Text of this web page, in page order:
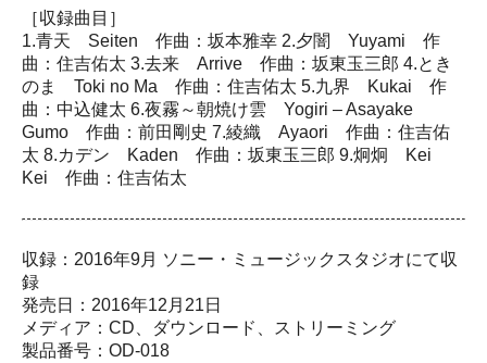
［収録曲目］
1.青天 Seiten 作曲：坂本雅幸 2.夕闇 Yuyami 作
曲：住吉佑太 3.去来 Arrive 作曲：坂東玉三郎 4.とき
のま Toki no Ma 作曲：住吉佑太 5.九界 Kukai 作
曲：中込健太 6.夜霧～朝焼け雲 Yogiri – Asayake
Gumo 作曲：前田剛史 7.綾織 Ayaori 作曲：住吉佑
太 8.カデン Kaden 作曲：坂東玉三郎 9.炯炯 Kei
Kei 作曲：住吉佑太
収録：2016年9月 ソニー・ミュージックスタジオにて収
録
発売日：2016年12月21日
メディア：CD、ダウンロード、ストリーミング
製品番号：OD-018